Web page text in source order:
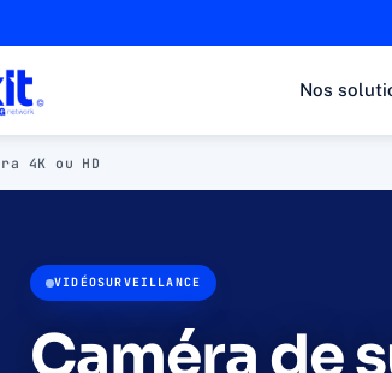
Nos
4K ou HD
VIDÉOSURVEILLANCE
Caméra de